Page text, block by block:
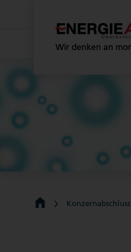
Konzernabschluss